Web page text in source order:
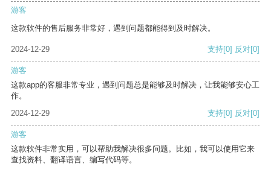
游客
这款软件的售后服务非常好，遇到问题都能得到及时解决。
2024-12-29 支持[0] 反对[0]
游客
这款app的客服非常专业，遇到问题总是能够及时解决，让我能够安心工
作。
2024-12-29
支持[0] 反对[0]
游客
这款软件非常实用，可以帮助我解决很多问题。比如，我可以使用它来
查找资料、翻译语言、编写代码等。